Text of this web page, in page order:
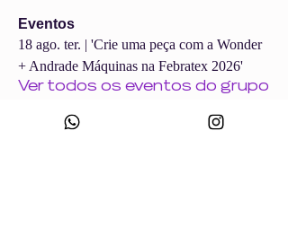
Eventos
18 ago. ter. | 'Crie uma peça com a Wonder
+ Andrade Máquinas na Febratex 2026'
Ver todos os eventos do grupo